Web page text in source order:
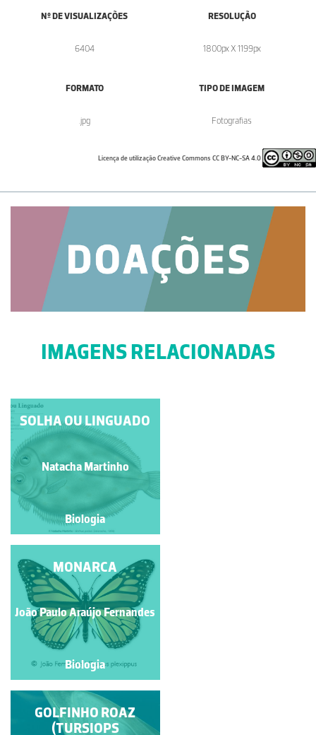
Nº DE VISUALIZAÇÕES
6404
RESOLUÇÃO
1800px X 1199px
FORMATO
.jpg
TIPO DE IMAGEM
Fotografias
Licença de utilização Creative Commons CC BY-NC-SA 4.0
IMAGENS RELACIONADAS
PALOMENA PRASINA
Manuela Lopes
Biologia
SOLHA OU LINGUADO
Natacha Martinho
Biologia
SARDÃO
Isabel Gil
Biologia
MONARCA
João Paulo Araújo Fernandes
Biologia
CAVALO MARINHO
GOLFINHO ROAZ
(TURSIOPS